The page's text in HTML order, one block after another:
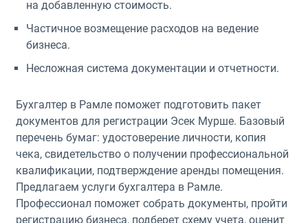
на добавленную стоимость.
Частичное возмещение расходов на ведение
бизнеса.
Несложная система документации и отчетности.
Бухгалтер в Рамле поможет подготовить пакет
документов для регистрации Эсек Мурше. Базовый
перечень бумаг: удостоверение личности, копия
чека, свидетельство о получении профессиональной
квалификации, подтверждение аренды помещения.
Предлагаем услуги бухгалтера в Рамле.
Профессионал поможет собрать документы, пройти
регистрацию бизнеса, подберет схему учета, оценит